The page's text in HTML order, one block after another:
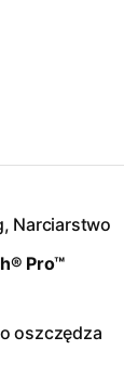
Narciarstwo
Pro™
oszczędza